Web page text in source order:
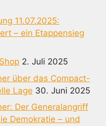
11.07.2025:
– ein Etappensieg
2. Juli 2025
über das Compact-
Lage 30. Juni 2025
Der Generalangriff
Demokratie – und